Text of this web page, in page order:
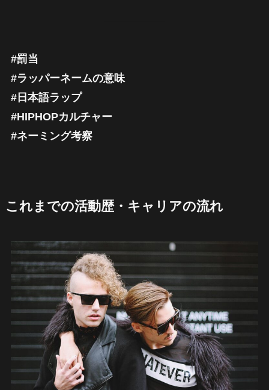
#罰当
#ラッパーネームの意味
#日本語ラップ
#HIPHOPカルチャー
#ネーミング考察
これまでの活動歴・キャリアの流れ